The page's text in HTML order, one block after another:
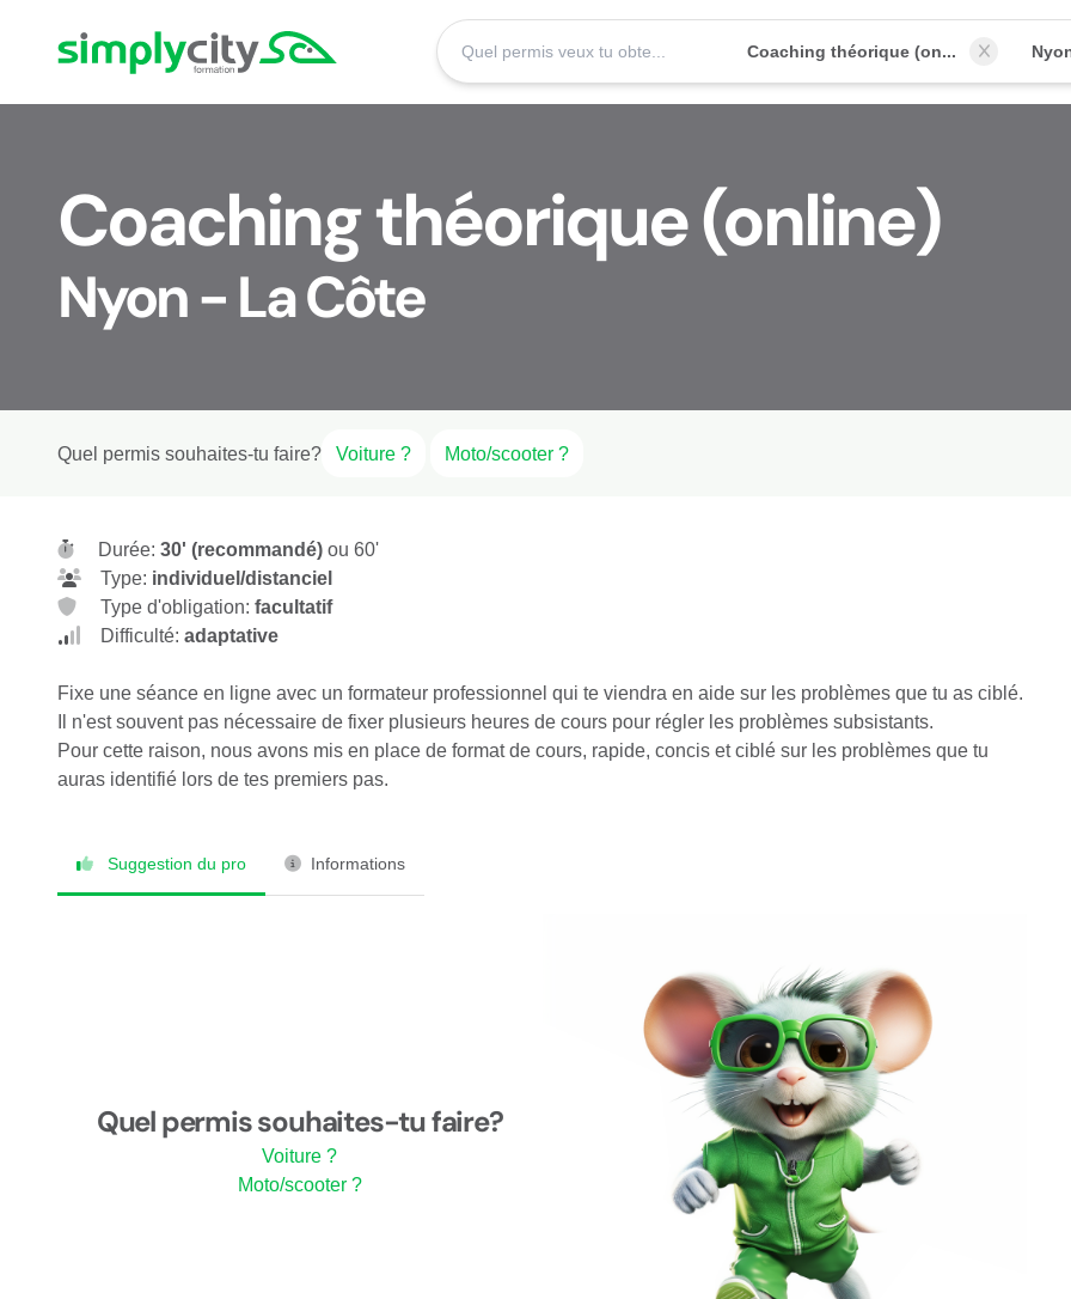
Simplycity Quel permis veux tu obtenir? Coaching théorique (online)
Coaching théorique (online)
Nyon - La Côte
Quel permis souhaites-tu faire? Voiture ? Moto/scooter ?
Durée: 30' (recommandé)ou 60'
Type: individuel/distanciel
Type d'obligation: facultatif
Difficulté: adaptative
Fixe une séance en ligne avec un formateur professionnel qui te viendra en aide sur les problèmes que tu as ciblé.
Il n'est souvent pas nécessaire de fixer plusieurs heures de cours pour régler les problèmes subsistants.
Pour cette raison, nous avons mis en place de format de cours, rapide, concis et ciblé sur les problèmes que tu
auras identifié lors de tes premiers pas.
Suggestion du pro Informations
Quel permis souhaites-tu faire?
Voiture ?
Moto/scooter ?